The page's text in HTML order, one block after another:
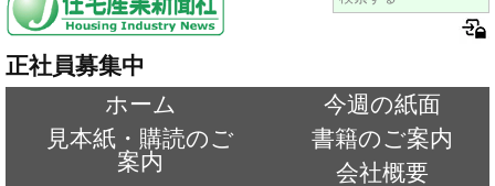
正社員募集中
ホーム
今週の紙面
見本紙・購読のご
案内
書籍のご案内
会社概要